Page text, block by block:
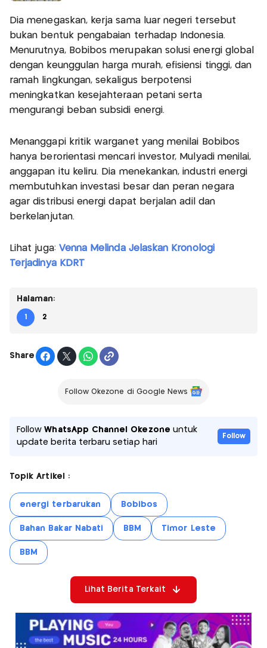
Dia menegaskan, kerja sama luar negeri tersebut
bukan bentuk pengabaian terhadap Indonesia.
Menurutnya, Bobibos merupakan solusi energi global
dengan keunggulan harga murah, efisiensi tinggi, dan
ramah lingkungan, sekaligus berpotensi
meningkatkan kesejahteraan petani serta
mengurangi beban subsidi energi.
Menanggapi kritik warganet yang menilai Bobibos
hanya berorientasi mencari investor, Mulyadi menilai,
anggapan itu keliru. Dia menekankan, industri energi
membutuhkan investasi besar dan peran negara
agar distribusi energi dapat berjalan adil dan
berkelanjutan.
Lihat juga: Venna Melinda Jelaskan Kronologi
Terjadinya KDRT
Halaman:
1 2
Share
Follow Okezone di Google News
FollowWhatsApp Channel Okezone untuk
update berita terbaru setiap hari
Follow
Topik Artikel :
energi terbarukan Bobibos
Bahan Bakar Nabati BBM Timor Leste
BBM
Lihat Berita Terkait